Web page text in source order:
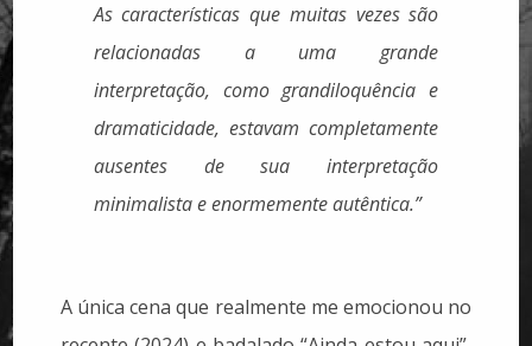
As características que muitas vezes são
relacionadas a uma grande
interpretação, como grandiloquência e
dramaticidade, estavam completamente
ausentes de sua interpretação
minimalista e enormemente autêntica.”
A única cena que realmente me emocionou no